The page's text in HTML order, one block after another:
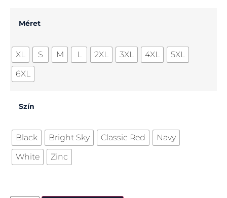
Méret
XL S M L 2XL 3XL 4XL
5XL
6XL
Szín
Black Bright Sky Classic Red
Navy
White
Zinc